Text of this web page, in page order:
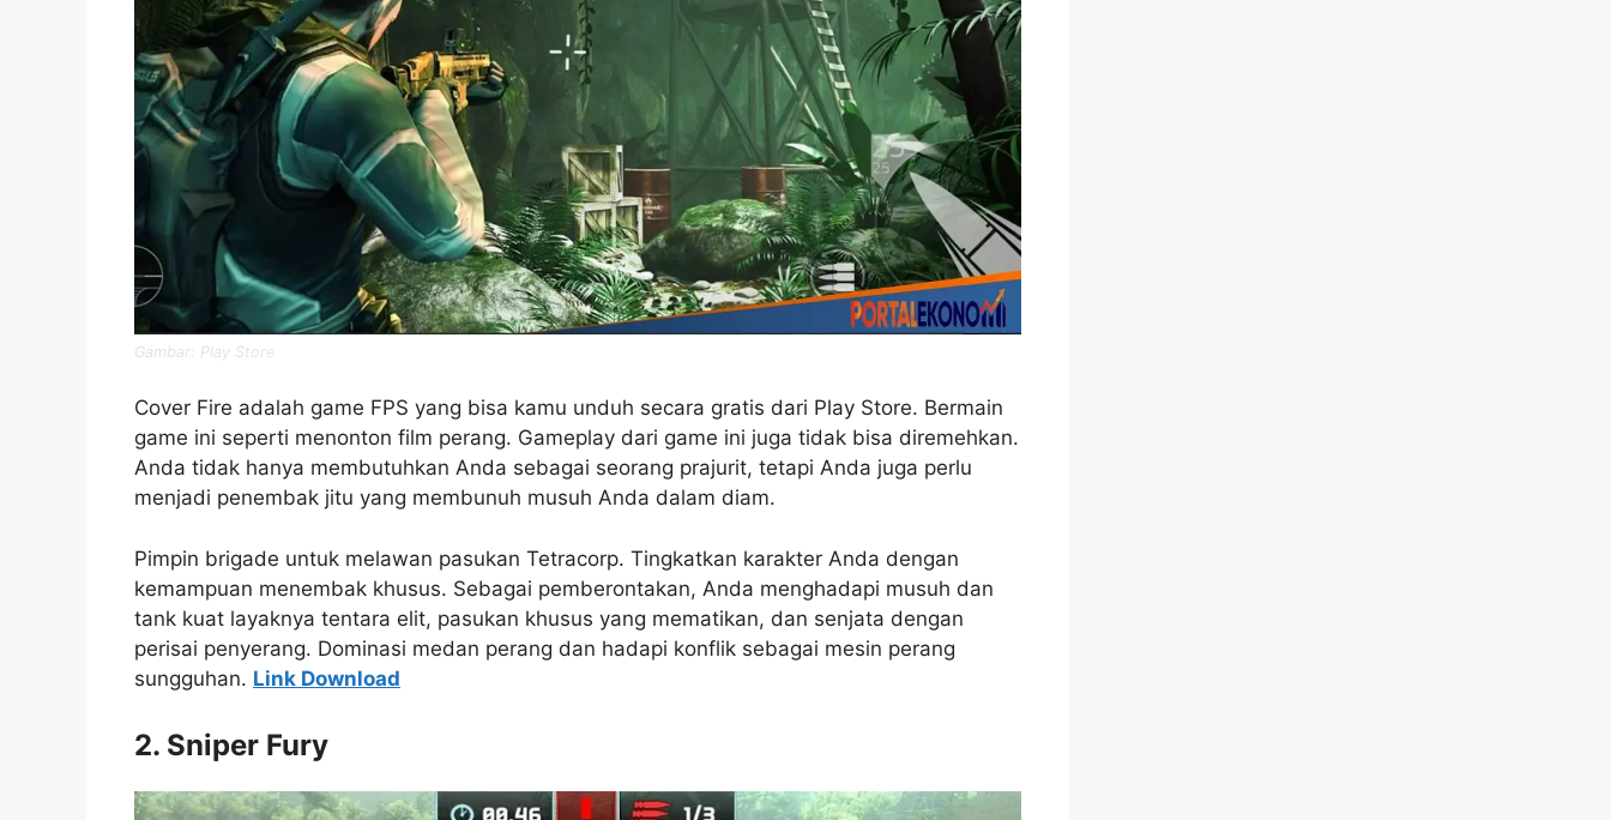
Gambar: Play Store
Cover Fire adalah game FPS yang bisa kamu unduh secara gratis dari Play Store. Bermain
game ini seperti menonton film perang. Gameplay dari game ini juga tidak bisa diremehkan.
Anda tidak hanya membutuhkan Anda sebagai seorang prajurit, tetapi Anda juga perlu
menjadi penembak jitu yang membunuh musuh Anda dalam diam.
Pimpin brigade untuk melawan pasukan Tetracorp. Tingkatkan karakter Anda dengan
kemampuan menembak khusus. Sebagai pemberontakan, Anda menghadapi musuh dan
tank kuat layaknya tentara elit, pasukan khusus yang mematikan, dan senjata dengan
perisai penyerang. Dominasi medan perang dan hadapi konflik sebagai mesin perang
sungguhan. Link Download
2. Sniper Fury